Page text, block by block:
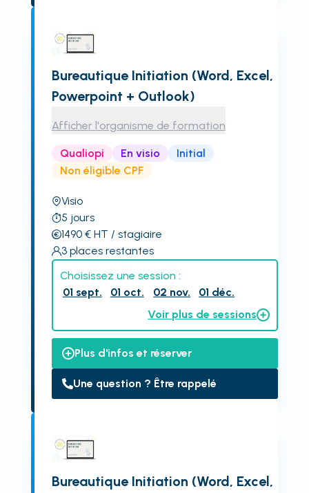
Bureautique Initiation (Word, Excel,
Powerpoint + Outlook)
Afficher l'organisme de formation
Qualiopi En visio
Initial
Non éligible CPF
Visio
5 jours
1490€ HT / stagiaire
3 places restantes
Choisissez une session :
01 sept.
01 oct. 02 nov.
01 déc.
Voir plus de sessions
Plus d'infos et réserver
Une question ? Être rappelé
Bureautique Initiation (Word, Excel,